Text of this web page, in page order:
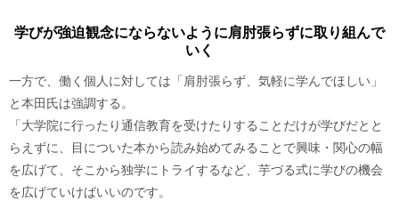
学びが強迫観念にならないように肩肘張らずに取り組んで
いく
一方で、働く個人に対しては「肩肘張らず、気軽に学んでほしい」
と本田氏は強調する。
「大学院に行ったり通信教育を受けたりすることだけが学びだとと
らえずに、目についた本から読み始めてみることで興味・関心の幅
を広げて、そこから独学にトライするなど、芋づる式に学びの機会
を広げていけばいいのです。